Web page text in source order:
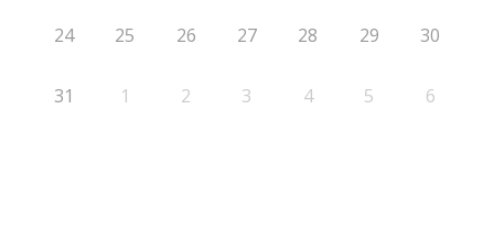
24 25 26 27 28 29 30
31 1 2 3 4 5 6